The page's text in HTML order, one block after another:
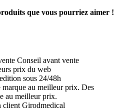
que vous pourriez aimer !
Conseil avant vente
prix du web
sous 24/48h
Des
au meilleur prix.
client Girodmedical